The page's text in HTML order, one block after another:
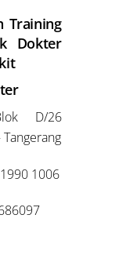
Training
Dokter
D/26
1006